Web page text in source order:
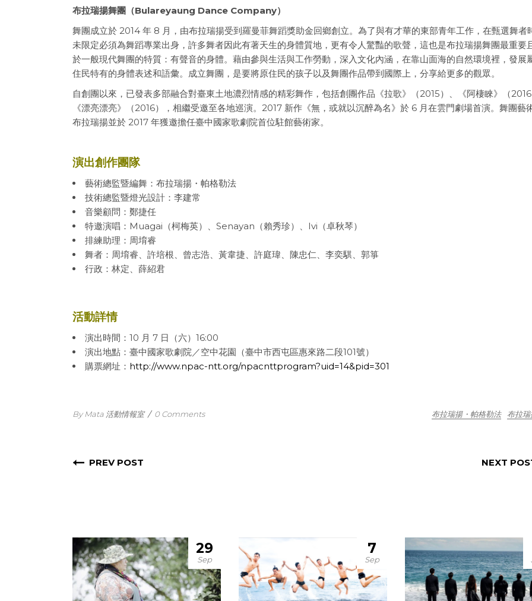
布拉瑞揚舞團（Bulareyaung Dance Company）
舞團成立於 2014 年 8 月，由布拉瑞揚受到羅曼菲舞蹈獎助金回鄉創立。為了與有才華的東部青年工作，在甄選舞者
未限定必須為舞蹈專業出身，許多舞者因此有著天生的身體質地，更有令人驚豔的歌聲，這也是布拉瑞揚舞團最重要
於一般現代舞團的特質：有聲音的身體。藉由參與生活與工作勞動，深入文化內涵，在靠山面海的自然環境裡，發展
住民特有的身體表述和語彙。成立舞團，是要將原住民的孩子以及舞團作品帶到國際上，分享給更多的觀眾。
自創團以來，已發表多部融合對臺東土地濃烈情感的精彩舞作，包括創團作品《拉歌》（2015）、《阿棲睞》（2016
《漂亮漂亮》（2016），相繼受邀至各地巡演。2017 新作《無，或就以沉醉為名》於 6 月在雲門劇場首演。舞團藝
布拉瑞揚並於 2017 年獲邀擔任臺中國家歌劇院首位駐館藝術家。
演出創作團隊
藝術總監暨編舞：布拉瑞揚・帕格勒法
技術總監暨燈光設計：李建常
音樂顧問：鄭捷任
特邀演唱： Muagai（柯梅英）、 Senayan（賴秀珍）、 Ivi（卓秋琴）
排練助理：周堉睿
舞者：周堉睿、許培根、曾志浩、黃韋捷、許庭瑋、陳忠仁、李奕騏、郭箏
行政：林定、薛紹君
活動詳情
演出時間：10 月 7 日（六）16:00
演出地點：臺中國家歌劇院／空中花園（臺中市西屯區惠來路二段101號）
購票網址： http://www.npac-ntt.org/npacnttprogram?uid=14&pid=301
By Mata 活動情報室 / 0 Comments 布拉瑞揚・帕格勒法 布拉
PREV POST NEXT
29
Sep
7
Sep